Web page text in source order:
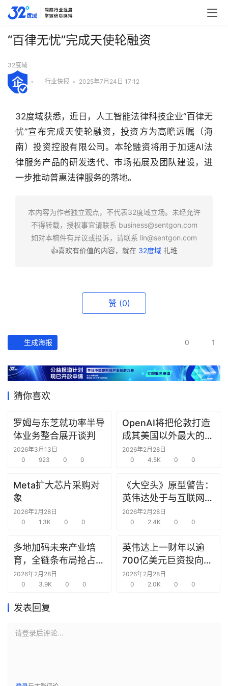
选
条
度
产
经
数
研
选
报
创
机
“百律无忧”完成天使轮融资
32度域
• 行业快报 • 2025年7月24日 17:12
32度域获悉，近日，人工智能法律科技企业“百律无
忧”宣布完成天使轮融资，投资方为高瞻远瞩（海
南）投资控股有限公司。本轮融资将用于加速AI法
律服务产品的研发迭代、市场拓展及团队建设，进
一步推动普惠法律服务的落地。
本内容为作者独立观点，不代表32度域立场。未经允许
不得转载，授权事宜请联系 business@sentgon.com
如对本稿件有异议或投诉，请联系 lin@sentgon.com
👍喜欢有价值的内容，就在 32度域扎堆
赞 (0)
生成海报 0 1
猜你喜欢
罗姆与东芝就功率半导
体业务整合展开谈判
2026年3月13日
0
923 0 0
OpenAI将把伦敦打造
成其美国以外最大的研
究中心
2026年2月28日
0
4.5K 0 0
Meta扩大芯片采购对
象
2026年2月28日
0
1.3K 0 0
《大空头》原型警告：
英伟达处于与互联网泡
沫时期思科同样的“危
险境地”
2026年2月28日
0
2.4K 0 0
多地加码未来产业培
育，全链条布局抢占新
赛道先机
2026年2月28日
0
3.9K 0 0
英伟达上一财年以逾
700亿美元巨资投向合
作方，竭力巩固AI芯片
需求
2026年2月28日
0
2.0K 0 0
发表回复
请登录后评论...